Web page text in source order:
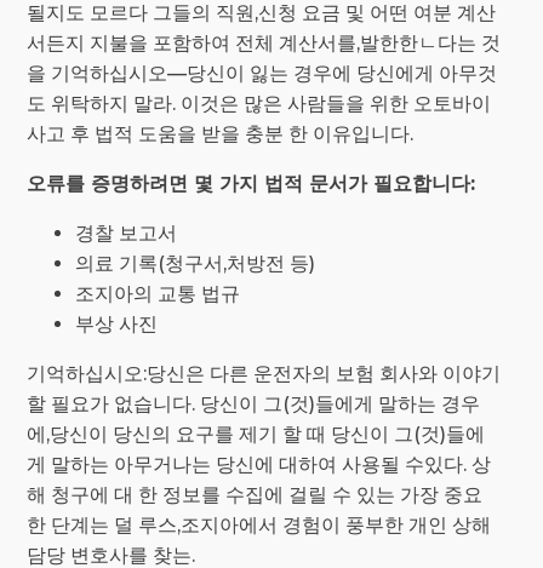
될지도 모르다 그들의 직원,신청 요금 및 어떤 여분 계산
서든지 지불을 포함하여 전체 계산서를,발한한ㄴ다는 것
을 기억하십시오—당신이 잃는 경우에 당신에게 아무것
도 위탁하지 말라. 이것은 많은 사람들을 위한 오토바이
사고 후 법적 도움을 받을 충분 한 이유입니다.
오류를 증명하려면 몇 가지 법적 문서가 필요합니다:
경찰 보고서
의료 기록(청구서,처방전 등)
조지아의 교통 법규
부상 사진
기억하십시오:당신은 다른 운전자의 보험 회사와 이야기
할 필요가 없습니다. 당신이 그(것)들에게 말하는 경우
에,당신이 당신의 요구를 제기 할 때 당신이 그(것)들에
게 말하는 아무거나는 당신에 대하여 사용될 수있다. 상
해 청구에 대 한 정보를 수집에 걸릴 수 있는 가장 중요
한 단계는 덜 루스,조지아에서 경험이 풍부한 개인 상해
담당 변호사를 찾는.